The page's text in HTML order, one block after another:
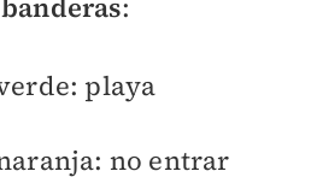
banderas:
playa
no entrar